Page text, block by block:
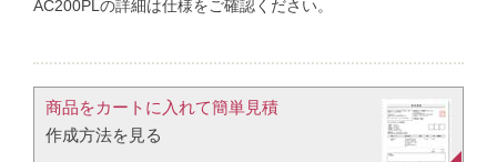
AC200PLの詳細は仕様をご確認ください。
商品をカートに入れて簡単見積​
作成方法を見る​​